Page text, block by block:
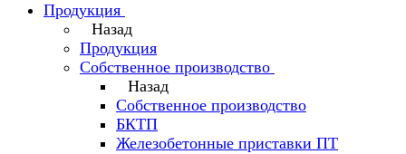
Продукция
Назад
Продукция
Собственное производство
Назад
Собственное производство
БКТП
Железобетонные приставки ПТ